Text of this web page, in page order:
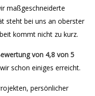
maßgeschneiderte
steht bei uns an oberster
kommt nicht zu kurz.
von 4,8 von 5
schon einiges erreicht.
persönlicher